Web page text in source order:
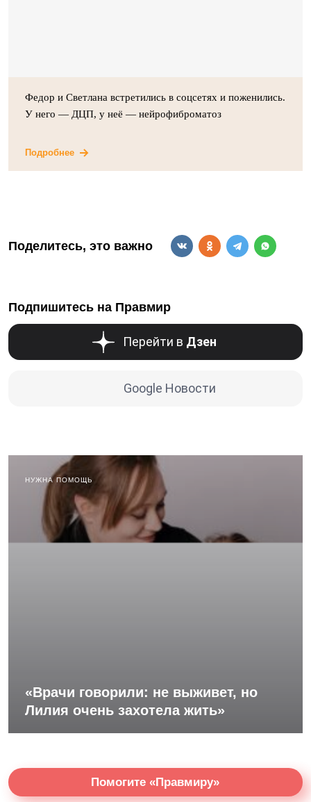
Федор и Светлана встретились в соцсетях и поженились.
У него — ДЦП, у неё — нейрофиброматоз
Подробнее
Поделитесь, это важно
Подпишитесь на Правмир
Перейти в Дзен
Google Новости
НУЖНА ПОМОЩЬ
«Врачи говорили: не выживет, но
Лилия очень захотела жить»
Помогите «Правмиру»